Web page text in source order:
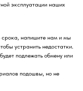
эксплуатации наших
срока, напишите нам и мы
устранить недостатки.
подлежать обмену или
подошвы, но не